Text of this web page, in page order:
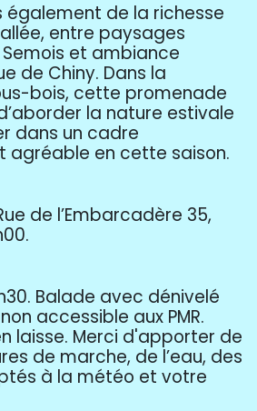
également de la richesse
entre paysages
et ambiance
de Chiny. Dans la
bois, cette promenade
la nature estivale
dans un cadre
agréable en cette saison.
de l’Embarcadère 35,
Balade avec dénivelé
accessible aux PMR.
laisse. Merci d'apporter de
de marche, de l’eau, des
à la météo et votre